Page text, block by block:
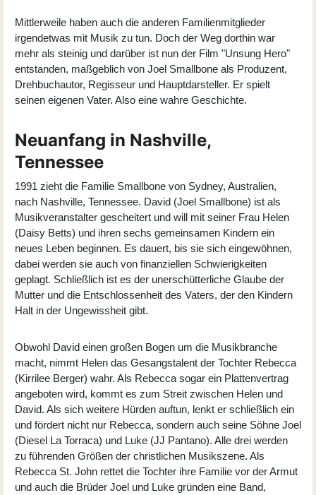
Mittlerweile haben auch die anderen Familienmitglieder
irgendetwas mit Musik zu tun. Doch der Weg dorthin war
mehr als steinig und darüber ist nun der Film "Unsung Hero"
entstanden, maßgeblich von Joel Smallbone als Produzent,
Drehbuchautor, Regisseur und Hauptdarsteller. Er spielt
seinen eigenen Vater. Also eine wahre Geschichte.
Neuanfang in Nashville,
Tennessee
1991 zieht die Familie Smallbone von Sydney, Australien,
nach Nashville, Tennessee. David (Joel Smallbone) ist als
Musikveranstalter gescheitert und will mit seiner Frau Helen
(Daisy Betts) und ihren sechs gemeinsamen Kindern ein
neues Leben beginnen. Es dauert, bis sie sich eingewöhnen,
dabei werden sie auch von finanziellen Schwierigkeiten
geplagt. Schließlich ist es der unerschütterliche Glaube der
Mutter und die Entschlossenheit des Vaters, der den Kindern
Halt in der Ungewissheit gibt.
Obwohl David einen großen Bogen um die Musikbranche
macht, nimmt Helen das Gesangstalent der Tochter Rebecca
(Kirrilee Berger) wahr. Als Rebecca sogar ein Plattenvertrag
angeboten wird, kommt es zum Streit zwischen Helen und
David. Als sich weitere Hürden auftun, lenkt er schließlich ein
und fördert nicht nur Rebecca, sondern auch seine Söhne Joel
(Diesel La Torraca) und Luke (JJ Pantano). Alle drei werden
zu führenden Größen der christlichen Musikszene. Als
Rebecca St. John rettet die Tochter ihre Familie vor der Armut
und auch die Brüder Joel und Luke gründen eine Band,